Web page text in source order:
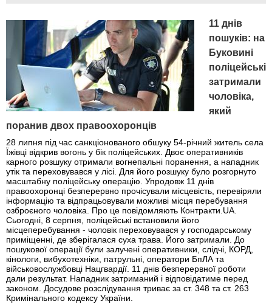
11 днів
пошуків: на
Буковині
поліцейські
затримали
чоловіка,
який
поранив двох правоохоронців
28 липня під час санкціонованого обшуку 54-річний житель села
Їжівці відкрив вогонь у бік поліцейських. Двоє оперативників
карного розшуку отримали вогнепальні поранення, а нападник
утік та переховувався у лісі. Для його розшуку було розгорнуто
масштабну поліцейську операцію. Упродовж 11 днів
правоохоронці безперервно прочісували місцевість, перевіряли
інформацію та відпрацьовували можливі місця перебування
озброєного чоловіка. Про це повідомляють Контракти.UA.
Сьогодні, 8 серпня, поліцейські встановили його
місцеперебування - чоловік переховувався у господарському
приміщенні, де зберігалася суха трава. Його затримали. До
пошукової операції були залучені оперативники, слідчі, КОРД,
кінологи, вибухотехніки, патрульні, оператори БпЛА та
військовослужбовці Нацгвардії. 11 днів безперервної роботи
дали результат. Нападник затриманий і відповідатиме перед
законом. Досудове розслідування триває за ст. 348 та ст. 263
Кримінального кодексу України.